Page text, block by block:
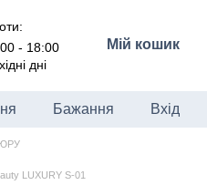
- 18:00
дні
Мій кошик
Бажання Вхід
LUXURY S-01